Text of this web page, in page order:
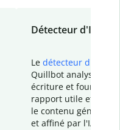
Détecteur d'IA
Le détecteur d'IA
Quillbot analyse votre
écriture et fournit un
rapport utile et
le contenu généré
et affiné par l'IA